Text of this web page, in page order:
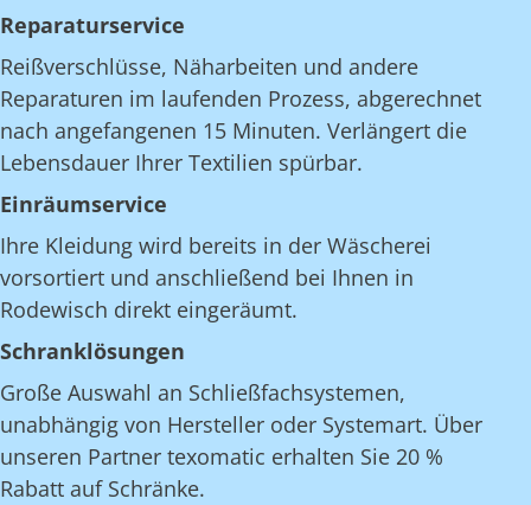
Reparaturservice
Reißverschlüsse, Näharbeiten und andere
Reparaturen im laufenden Prozess, abgerechnet
nach angefangenen 15 Minuten. Verlängert die
Lebensdauer Ihrer Textilien spürbar.
Einräumservice
Ihre Kleidung wird bereits in der Wäscherei
vorsortiert und anschließend bei Ihnen in
Rodewisch direkt eingeräumt.
Schranklösungen
Große Auswahl an Schließfachsystemen,
unabhängig von Hersteller oder Systemart. Über
unseren Partner texomatic erhalten Sie 20 %
Rabatt auf Schränke.